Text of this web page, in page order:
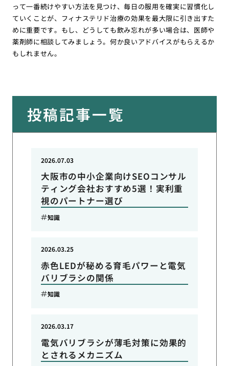
って一番続けやすい方法を見つけ、毎日の服用を確実に習慣化し
ていくことが、フィナステリド治療の効果を最大限に引き出すた
めに重要です。もし、どうしても飲み忘れが多い場合は、医師や
薬剤師に相談してみましょう。何か良いアドバイスがもらえるか
もしれません。
投稿記事一覧
大阪市の中小企業向けSEOコンサル
ティング会社おすすめ5選！実利重
視のパートナー選び
2026.07.03
知識
赤色LEDが秘める育毛パワーと電気
バリブラシの関係
2026.03.25
知識
電気バリブラシが薄毛対策に効果的
とされるメカニズム
2026.03.17